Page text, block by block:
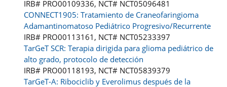
IRB# PRO00109336, NCT# NCT05096481
CONNECT1905: Tratamiento de Craneofaringioma
Adamantinomatoso Pediátrico Progresivo/Recurrente
IRB# PRO00113161, NCT# NCT05233397
TarGeT SCR: Terapia dirigida para glioma pediátrico de
alto grado, protocolo de detección
IRB# PRO00118193, NCT# NCT05839379
TarGeT-A: Ribociclib y Everolimus después de la